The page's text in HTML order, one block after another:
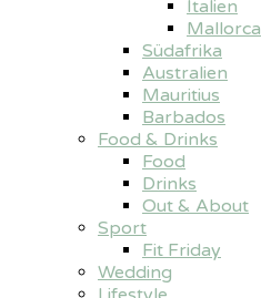
Italien
Mallorca
Südafrika
Australien
Mauritius
Barbados
Food & Drinks
Food
Drinks
Out & About
Sport
Fit Friday
Wedding